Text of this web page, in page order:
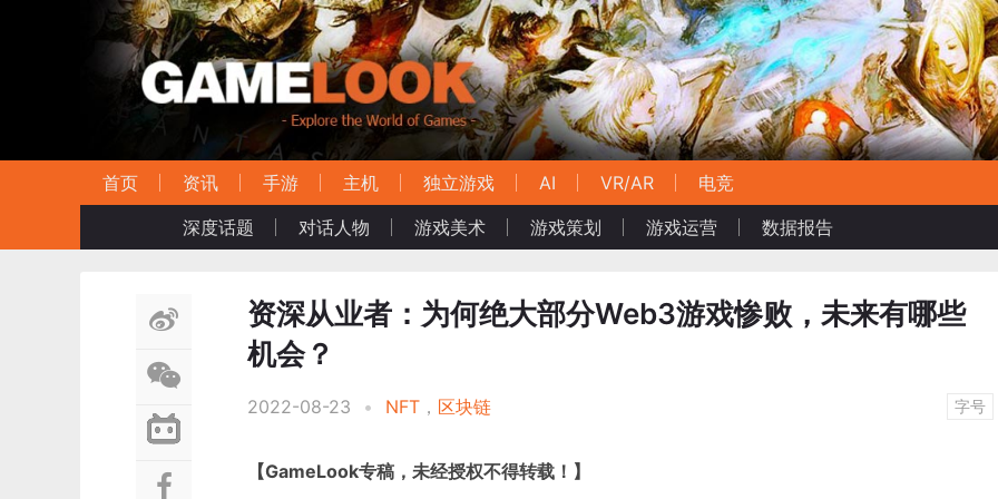
首页 资讯 手游 主机 独立游戏 AI VR/AR
电竞
深度话题
对话人物 游戏美术 游戏策划 游戏运营 数据报告
资深从业者：为何绝大部分Web3游戏惨败，未来有哪些
机会？
2022-08-23 • NFT ， 区块链 字号
【GameLook专稿，未经授权不得转载！】